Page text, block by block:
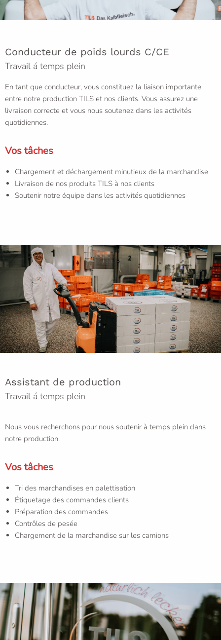
Conducteur de poids lourds C/CE
Travail á temps plein
En tant que conducteur, vous constituez la liaison importante
entre notre production TILS et nos clients. Vous assurez une
livraison correcte et vous nous soutenez dans les activités
quotidiennes.
Vos tâches
Chargement et déchargement minutieux de la marchandise
Livraison de nos produits TILS à nos clients
Soutenir notre équipe dans les activités quotidiennes
Assistant de production
Travail á temps plein
Nous vous recherchons pour nous soutenir à temps plein dans
notre production.
Vos tâches
Tri des marchandises en palettisation
Étiquetage des commandes clients
Préparation des commandes
Contrôles de pesée
Chargement de la marchandise sur les camions